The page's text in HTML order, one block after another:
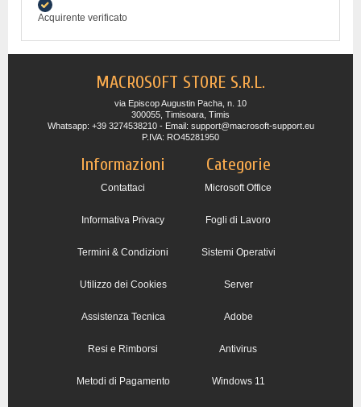
Acquirente verificato
MACROSOFT STORE S.R.L.
via Episcop Augustin Pacha, n. 10
300055, Timisoara, Timis
Whatsapp: +39 3274538210 - Email: support@macrosoft-support.eu
P.IVA: RO45281950
Informazioni
Contattaci
Informativa Privacy
Termini & Condizioni
Utilizzo dei Cookies
Assistenza Tecnica
Resi e Rimborsi
Metodi di Pagamento
Categorie
Microsoft Office
Fogli di Lavoro
Sistemi Operativi
Server
Adobe
Antivirus
Windows 11